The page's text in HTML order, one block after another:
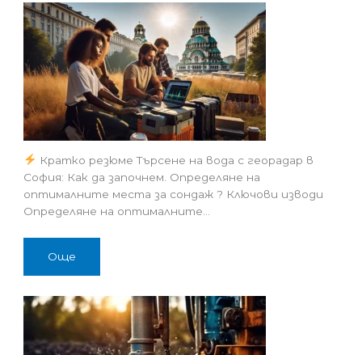
Кратко резюме Търсене на вода с георадар в
София: Как да започнем. Определяне на
оптималните места за сондаж ? Ключови изводи
Определяне на оптималните…
Още